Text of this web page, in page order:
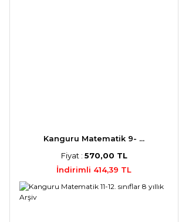
Kanguru Matematik 9- ...
Fiyat : 570,00 TL
İndirimli 414,39 TL